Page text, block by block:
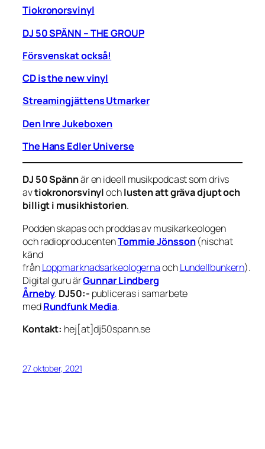
Tiokronorsvinyl
DJ 50 SPÄNN – THE GROUP
Försvenskat också!
CD is the new vinyl
Streamingjättens Utmarker
Den Inre Jukeboxen
The Hans Edler Universe
DJ 50 Spännär en ideell musikpodcast som drivs
avtiokronorsvinylochlusten att gräva djupt och
billigt i musikhistorien.
Podden skapas och proddas av musikarkeologen
och radioproducentenTommie Jönsson(nischat
känd
frånLoppmarknadsarkeologernaochLundellbunkern).
Digital guru ärGunnar Lindberg
Årneby. DJ50:- publiceras i samarbete
medRundfunk Media.
Kontakt: hej[at]dj50spann.se
27 oktober, 2021